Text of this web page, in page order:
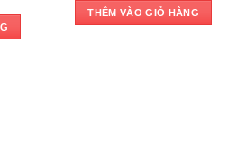
₫.
THÊM VÀO GIỎ HÀNG